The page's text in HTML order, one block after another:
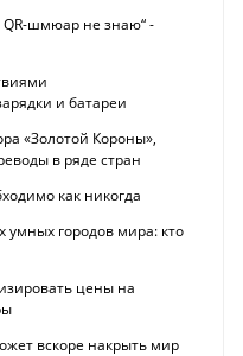
QR-шмюар не знаю“ -
и батареи
«Золотой Короны»,
в ряде стран
как никогда
умных городов мира: кто
цены на
вскоре накрыть мир